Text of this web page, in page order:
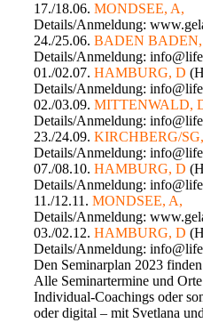
17./18.06. MONDSEE, A,
Details/Anmeldung:
24./25.06. BADEN
Details/Anmeldung:
01./02.07. HAMBURG, D
Details/Anmeldung:
02./03.09. MITTENWALD,
Details/Anmeldung:
23./24.09. KIRCHBERG/
Details/Anmeldung:
07./08.10. HAMBURG, D
Details/Anmeldung:
11./12.11. MONDSEE, A,
Details/Anmeldung:
03./02.12. HAMBURG, D
Details/Anmeldung:
Den Seminarplan 2023
Alle Seminartermine und
Individual-Coachings oder
oder digital – mit Svetlana